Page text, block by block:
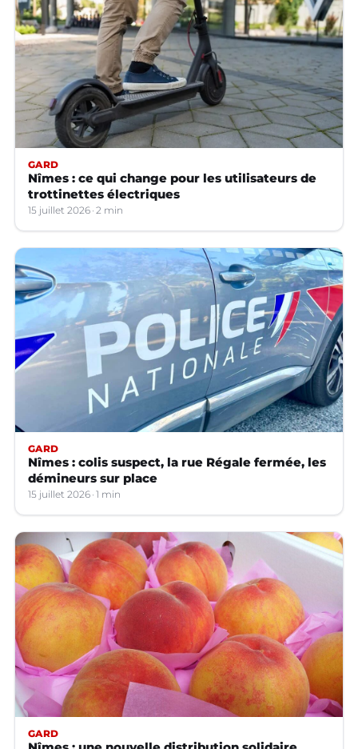
GARD
Nîmes : ce qui change pour les utilisateurs de
trottinettes électriques
15 juillet 2026 2 min
GARD
Nîmes : colis suspect, la rue Régale fermée, les
démineurs sur place
15 juillet 2026 1 min
GARD